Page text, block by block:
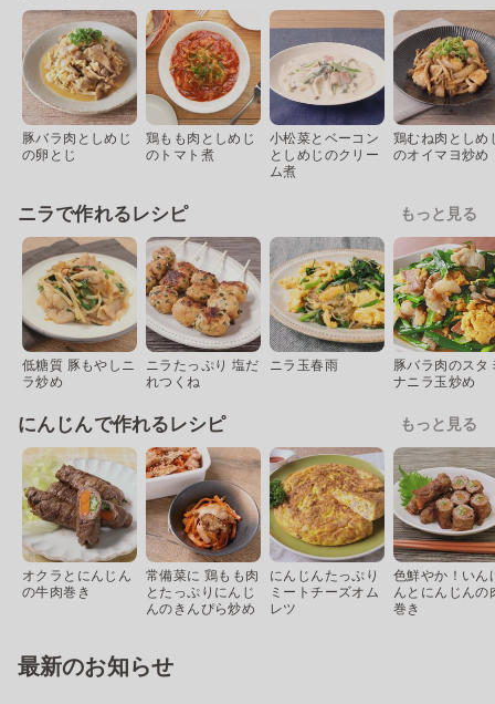
豚バラ肉としめじ
の卵とじ
鶏もも肉としめじ
のトマト煮
小松菜とベーコン
としめじのクリー
ム煮
鶏むね肉としめ
のオイマヨ炒め
ニラで作れるレシピ もっと見る
低糖質 豚もやしニ
ラ炒め
ニラたっぷり 塩だ
れつくね
ニラ玉春雨
豚バラ肉のスタ
ナニラ玉炒め
にんじんで作れるレシピ もっと見る
オクラとにんじん
の牛肉巻き
常備菜に 鶏もも肉
とたっぷりにんじ
んのきんぴら炒め
にんじんたっぷり
ミートチーズオム
レツ
色鮮やか！いん
んとにんじんの
巻き
最新のお知らせ